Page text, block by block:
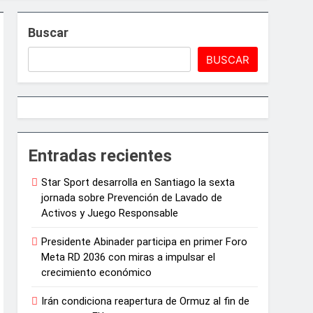
Juegos de Azar
artísticas en París
agrícola de la provincia
Buscar
BUSCAR
Entradas recientes
Star Sport desarrolla en Santiago la sexta
jornada sobre Prevención de Lavado de
Activos y Juego Responsable
Presidente Abinader participa en primer Foro
Meta RD 2036 con miras a impulsar el
crecimiento económico
Irán condiciona reapertura de Ormuz al fin de